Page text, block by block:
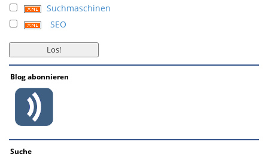
Suchmaschinen
SEO
Blog abonnieren
Suche